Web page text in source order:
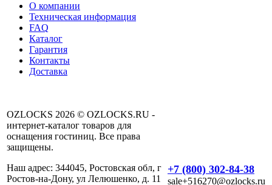
О компании
Техническая информация
FAQ
Каталог
Гарантия
Контакты
Доставка
OZLOCKS 2026 © OZLOCKS.RU -
интернет-каталог товаров для
оснащения гостиниц. Все права
защищены.
Наш адрес: 344045, Ростовская обл, г
Ростов-на-Дону, ул Лелюшенко, д. 11
+7 (800) 302-84-38
sale+516270@ozlocks.ru